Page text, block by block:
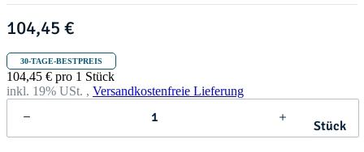
104,45 €
30-TAGE-BESTPREIS
104,45 € pro 1 Stück
inkl. 19% USt. , Versandkostenfreie Lieferung
Stück